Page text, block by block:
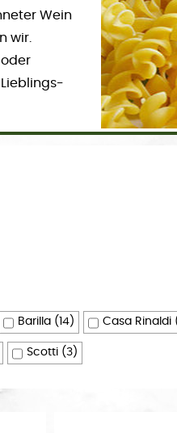
Wein
wir.
oder
Lieblings-
Barilla (14) Casa Rinaldi
Scotti (3)